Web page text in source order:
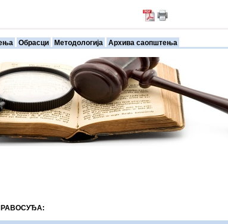
Обрасци Методологија Архива саопштења